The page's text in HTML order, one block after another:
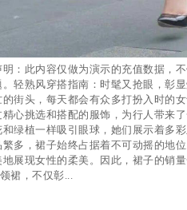
明：此内容仅做为演示的充值数据，
。轻熟风穿搭指南：时髦又抢眼，彰
的街头，每天都会有众多打扮入时的
精心挑选和搭配的服饰，为行人带来
和绿植一样吸引眼球，她们展示着多
繁多，裙子始终占据着不可动摇的地
地展现女性的柔美。因此，裙子的销
裙，不仅彰...